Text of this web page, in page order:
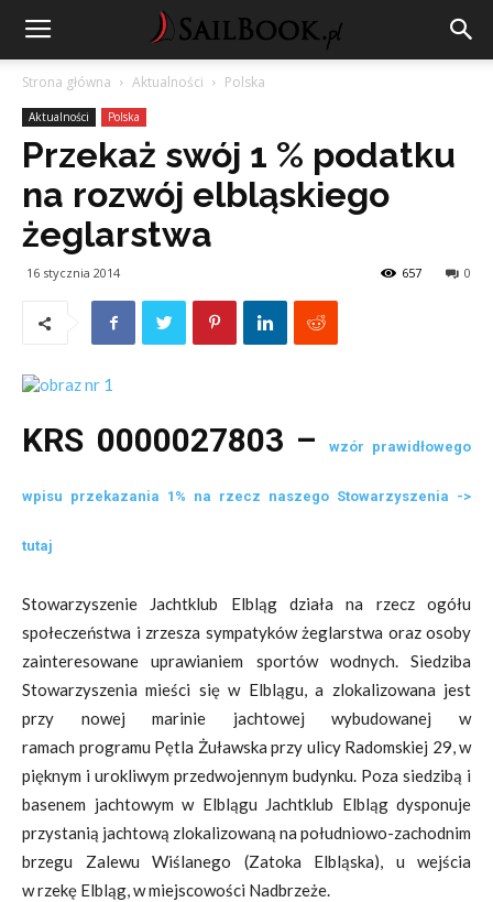
Strona główna Aktualności Polska
Aktualności Polska
Przekaż swój 1 % podatku
na rozwój elbląskiego
żeglarstwa
16 stycznia 2014 0
657
KRS 0000027803 – wzór prawidłowego
wpisu przekazania 1% na rzecz naszego Stowarzyszenia ->
tutaj
Stowarzyszenie Jachtklub Elbląg działa na rzecz ogółu
społeczeństwa i zrzesza sympatykówżeglarstwa oraz osoby
zainteresowane uprawianiem sportów wodnych. Siedziba
Stowarzyszeniamieści się w Elblągu, a zlokalizowana jest
przy nowej marinie jachtowej wybudowanej w
ramach programu Pętla Żuławska przy ulicy Radomskiej 29, w
pięknym i urokliwym przedwojennym budynku. Poza siedzibą i
basenem jachtowym w Elblągu Jachtklub Elbląg dysponuje
przystanią jachtową zlokalizowaną na południowo-zachodnim
brzegu Zalewu Wiślanego (Zatoka Elbląska), u wejścia
wrzekę Elbląg, w miejscowości Nadbrzeże.